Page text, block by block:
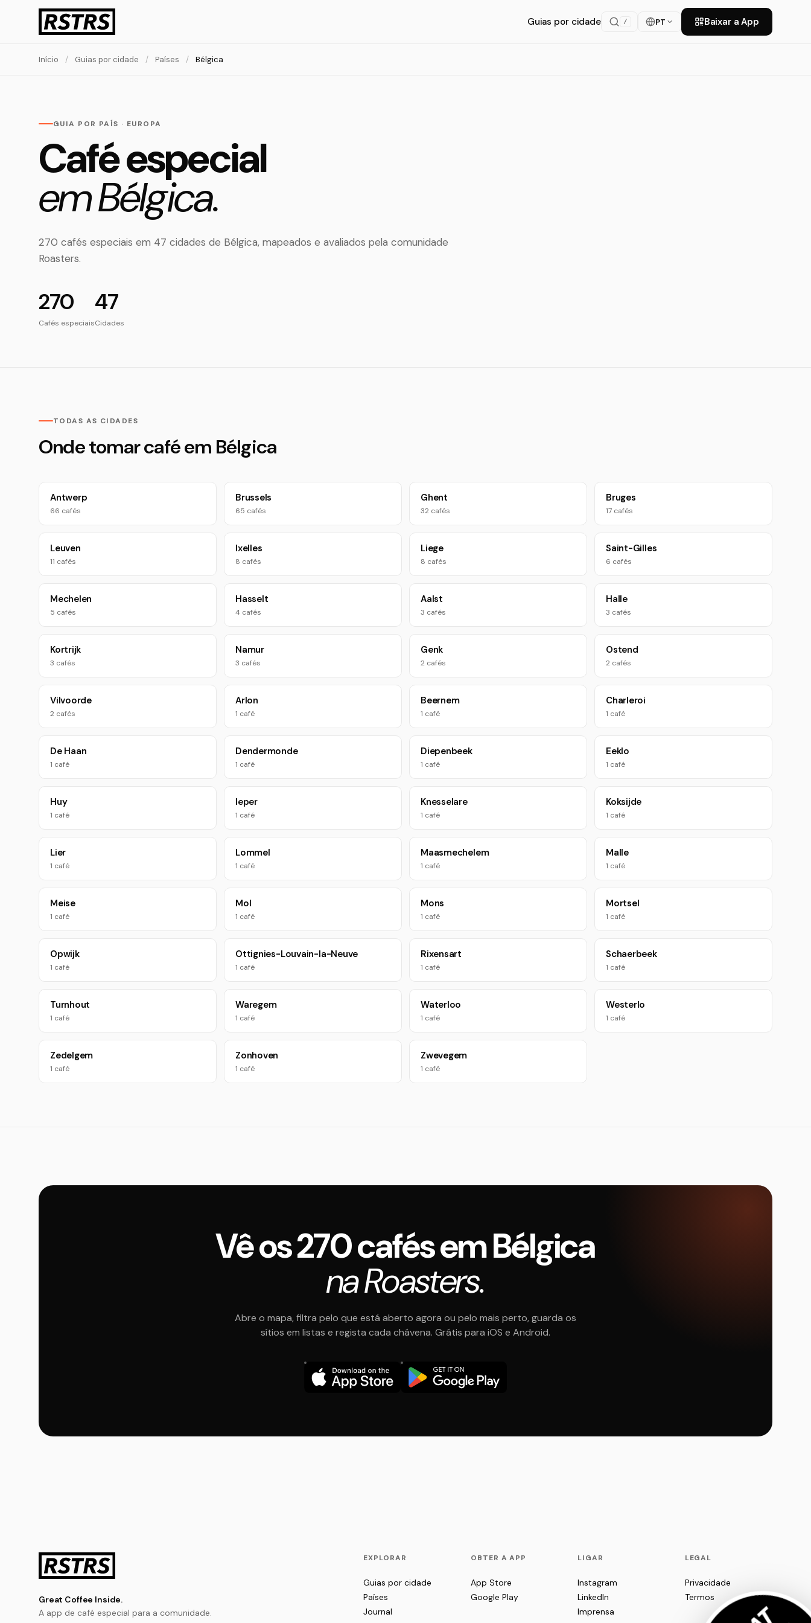
Guias por cidade / PT Baixar a App
Início / Guias por cidade / Países / Bélgica
GUIA POR PAÍS · EUROPA
Café especial
em Bélgica.
270 cafés especiais em 47 cidades de Bélgica, mapeados e avaliados pela comunidade
Roasters.
270
Cafés especiais
47
Cidades
TODAS AS CIDADES
Onde tomar café em Bélgica
Antwerp
66 cafés
Brussels
65 cafés
Ghent
32 cafés
Bruges
17 cafés
Leuven
11 cafés
Ixelles
8 cafés
Liege
8 cafés
Saint-Gilles
6 cafés
Mechelen
5 cafés
Hasselt
4 cafés
Aalst
3 cafés
Halle
3 cafés
Kortrijk
3 cafés
Namur
3 cafés
Genk
2 cafés
Ostend
2 cafés
Vilvoorde
2 cafés
Arlon
1 café
Beernem
1 café
Charleroi
1 café
De Haan
1 café
Dendermonde
1 café
Diepenbeek
1 café
Eeklo
1 café
Huy
1 café
Ieper
1 café
Knesselare
1 café
Koksijde
1 café
Lier
1 café
Lommel
1 café
Maasmechelem
1 café
Malle
1 café
Meise
1 café
Mol
1 café
Mons
1 café
Mortsel
1 café
Opwijk
1 café
Ottignies-Louvain-la-Neuve
1 café
Rixensart
1 café
Schaerbeek
1 café
Turnhout
1 café
Waregem
1 café
Waterloo
1 café
Westerlo
1 café
Zedelgem
1 café
Zonhoven
1 café
Zwevegem
1 café
Vê os 270 cafés em Bélgica
na Roasters.
Abre o mapa, filtra pelo que está aberto agora ou pelo mais perto, guarda os
sítios em listas e regista cada chávena. Grátis para iOS e Android.
Great Coffee Inside.
A app de café especial para a comunidade.
EXPLORAR
Guias por cidade
Países
Journal
OBTER A APP
App Store
Google Play
LIGAR
Instagram
LinkedIn
Imprensa
LEGAL
Privacidade
Termos